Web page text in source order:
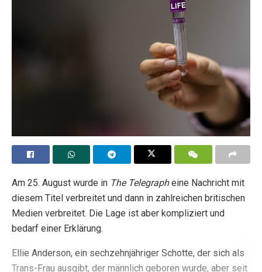
Am 25. August wurde in The Telegrapheine Nachricht mit
diesem Titel verbreitet und dann in zahlreichen britischen
Medien verbreitet. Die Lage ist aber kompliziert und
bedarf einer Erklärung.
Ellie Anderson, ein sechzehnjähriger Schotte, der sich als
Trans-Frau ausgibt, der männlich geboren wurde, aber seit